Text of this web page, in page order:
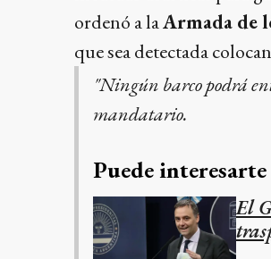
ordenó a laArmada de
que sea detectada
"Ningún barco podrá
mandatario.
Puede interesarte
El